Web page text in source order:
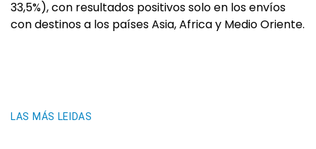
33,5%), con resultados positivos solo en los envíos
con destinos a los países Asia, Africa y Medio Oriente.
LAS MÁS LEIDAS